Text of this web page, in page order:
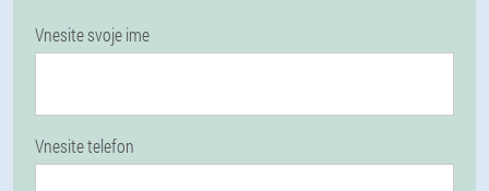
Vnesite svoje ime
Vnesite telefon